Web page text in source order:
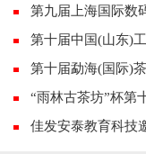
第九届上海国际数码印花工业展览会4月19-21日现场精彩活动
第十届中国(山东)工艺美术博览会将于4月28日在潍开幕
第十届勐海(国际)茶王节盛大开幕
“雨林古茶坊”杯第十届勐海（国际）茶王赛圆满结
佳发安泰教育科技邀您参加2018云南教育装